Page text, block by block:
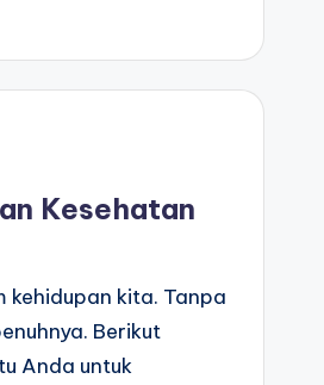
Kesehatan
kita. Tanpa
Berikut
Anda untuk